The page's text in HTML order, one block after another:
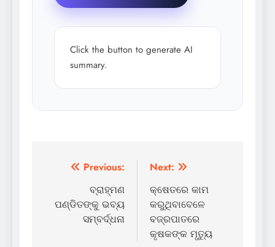
Click the button to generate AI
summary.
Post
navigation
Previous:
ବ୍ରାହ୍ମଣ
ପଣ୍ଡିତଙ୍କୁ ଭବ୍ୟ
ସମ୍ବର୍ଦ୍ଧନା
Next:
କ୍ଷେତରେ କାମ
କରୁଥିବାବେଳେ
ବଜ୍ରପାତରେ
କୃଷକଙ୍କ ମୃତ୍ୟୁ